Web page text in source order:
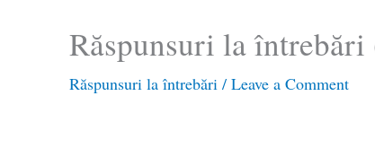
Răspunsuri la întrebări
Răspunsuri la întrebări /Leave a Comment